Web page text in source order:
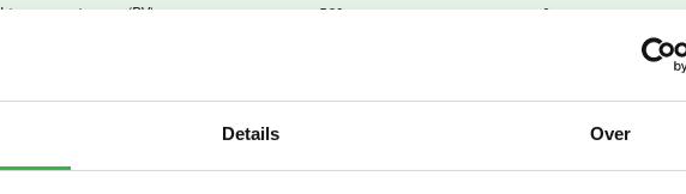
Details Over
zonnestroom (PV) 569 kWh / bezette bedden 0 kg CO₂ / kWh
kg CO₂ / teruggeleverde
stroom uit het buitenland 4.695 kWh / bezette bedden 0 kg CO₂ / kWh